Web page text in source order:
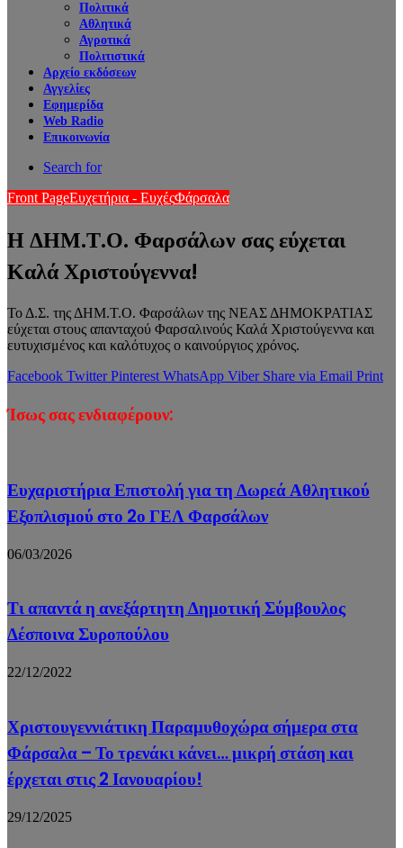
Πολιτικά
Αθλητικά
Αγροτικά
Πολιτιστικά
Αρχείο εκδόσεων
Αγγελίες
Εφημερίδα
Web Radio
Επικοινωνία
Search for
Front PageΕυχετήρια - ΕυχέςΦάρσαλα
Η ΔΗΜ.Τ.Ο. Φαρσάλων σας εύχεται
Καλά Χριστούγεννα!
Το Δ.Σ. της ΔΗΜ.Τ.Ο. Φαρσάλων της ΝΕΑΣ ΔΗΜΟΚΡΑΤΙΑΣ
εύχεται στους απανταχού Φαρσαλινούς Καλά Χριστούγεννα και
ευτυχισμένος και καλότυχος ο καινούργιος χρόνος.
Facebook Twitter Pinterest WhatsApp Viber Share via Email Print
Ίσως σας ενδιαφέρουν:
Ευχαριστήρια Επιστολή για τη Δωρεά Αθλητικού
Εξοπλισμού στο 2ο ΓΕΛ Φαρσάλων
06/03/2026
Τι απαντά η ανεξάρτητη Δημοτική Σύμβουλος
Δέσποινα Συροπούλου
22/12/2022
Χριστουγεννιάτικη Παραμυθοχώρα σήμερα στα
Φάρσαλα – Το τρενάκι κάνει… μικρή στάση και
έρχεται στις 2 Ιανουαρίου!
29/12/2025